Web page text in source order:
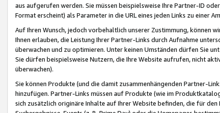
aus aufgerufen werden. Sie müssen beispielsweise Ihre Partner-ID
Format erscheint) als Parameter in die URL eines jeden Links zu einer
Auf Ihren Wunsch, jedoch vorbehaltlich unserer Zustimmung, können
Ihnen erlauben, die Leistung Ihrer Partner-Links durch Aufnahme
überwachen und zu optimieren. Unter keinen Umständen dürfen Sie
Sie dürfen beispielsweise Nutzern, die Ihre Website aufrufen, nicht
überwachen).
Sie können Produkte (und die damit zusammenhängenden Partner-
hinzufügen. Partner-Links müssen auf Produkte (wie im
sich zusätzlich originäre Inhalte auf Ihrer Website befinden, die für